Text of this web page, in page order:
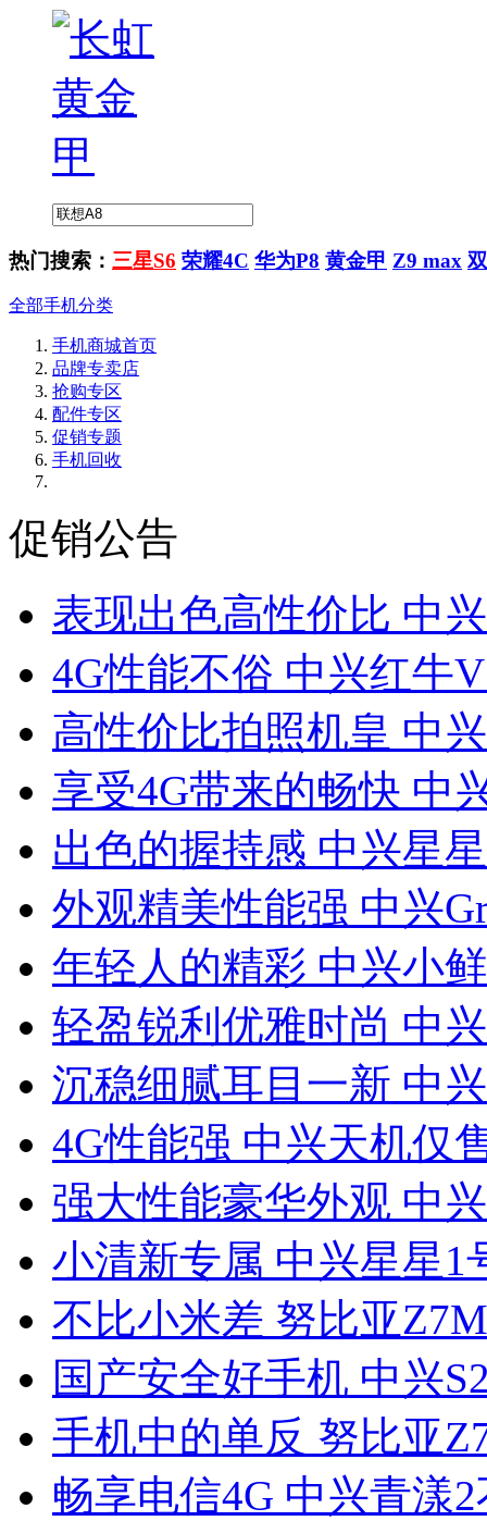
热门搜索： 三星S6 荣耀4C 华为P8 黄金甲 Z9 max
全部手机分类
手机商城首页
品牌专卖店
抢购专区
配件专区
促销专题
手机回收
促销公告
表现出色高性价比 中
4G性能不俗 中兴红牛
高性价比拍照机皇 中
享受4G带来的畅快 中
出色的握持感 中兴星
外观精美性能强 中兴
年轻人的精彩 中兴小
轻盈锐利优雅时尚 中
沉稳细腻耳目一新 中
4G性能强 中兴天机仅
强大性能豪华外观 中
小清新专属 中兴星星1
不比小米差 努比亚
国产安全好手机 中兴
手机中的单反 努比亚
畅享电信4G 中兴青漾